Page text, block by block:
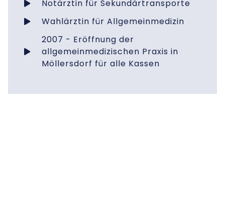
Notärztin für Sekundärtransporte
Wahlärztin für Allgemeinmedizin
2007 - Eröffnung der
allgemeinmedizischen Praxis in
Möllersdorf für alle Kassen